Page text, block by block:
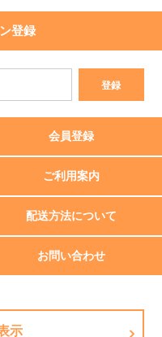
登録
会員登録
ご利用案内
配送方法について
お問い合わせ
示